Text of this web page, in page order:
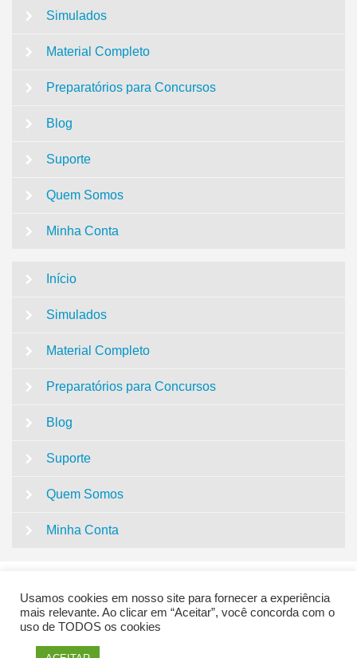
Simulados
Material Completo
Preparatórios para Concursos
Blog
Suporte
Quem Somos
Minha Conta
Início
Simulados
Material Completo
Preparatórios para Concursos
Blog
Suporte
Quem Somos
Minha Conta
QUESTÕES CONCURSO PEDAGOGIA | SUPER
Usamos cookies em nosso site para fornecer a experiência
mais relevante. Ao clicar em “Aceitar”, você concorda com o
uso de TODOS os cookies